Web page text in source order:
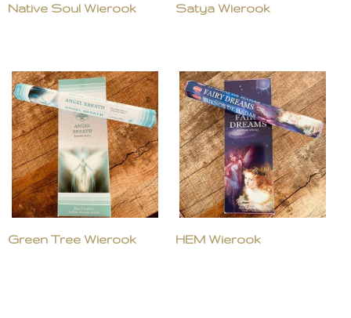
Native Soul Wierook Satya Wierook
Green Tree Wierook HEM Wierook